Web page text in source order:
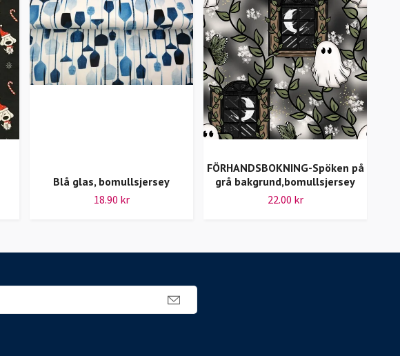
Blå glas, bomullsjersey
18.90 kr
FÖRHANDSBOKNING-Spöken på
grå bakgrund,bomullsjersey
22.00 kr